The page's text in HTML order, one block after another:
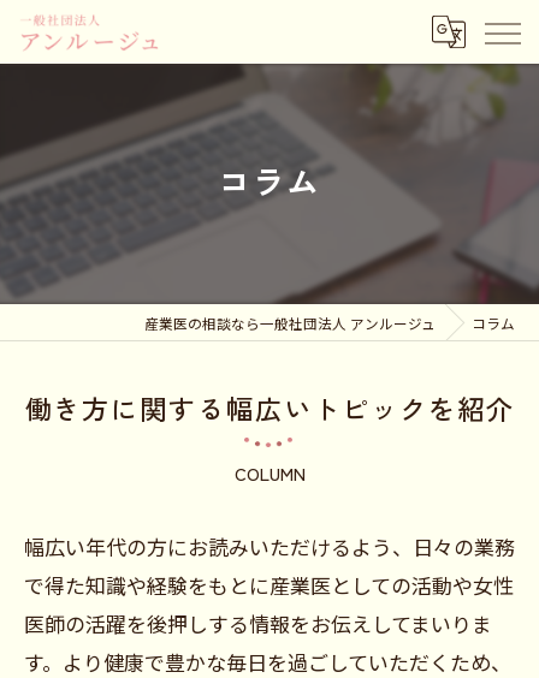
コラム
産業医の相談なら一般社団法人 アンルージュ コラム
働き方に関する幅広いトピックを紹介
COLUMN
幅広い年代の方にお読みいただけるよう、日々の業務
で得た知識や経験をもとに産業医としての活動や女性
医師の活躍を後押しする情報をお伝えしてまいりま
す。より健康で豊かな毎日を過ごしていただくため、